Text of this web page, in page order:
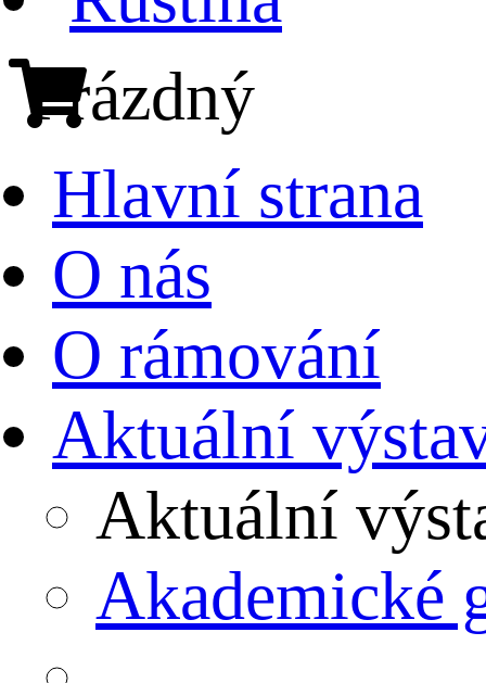
Prázdný
Hlavní strana
O nás
O rámování
Aktuální
Aktuální
Akademické